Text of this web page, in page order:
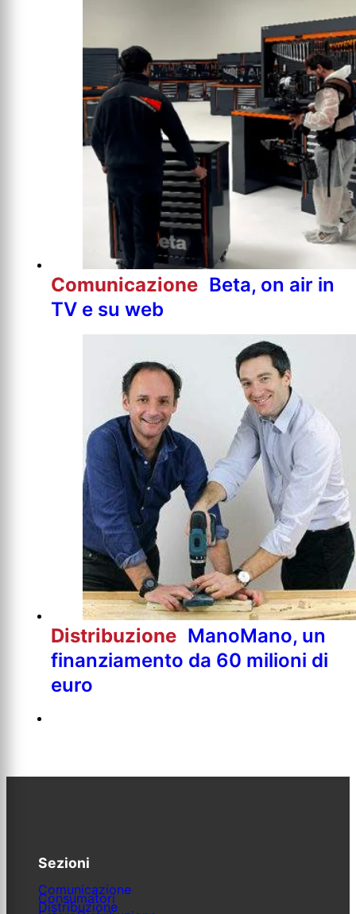
Comunicazione Beta, on air in
TV e su web
Distribuzione ManoMano, un
finanziamento da 60 milioni di
euro
Sezioni
Comunicazione
Consumatori
Distribuzione